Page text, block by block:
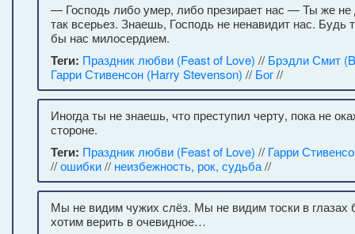
— Господь либо умер, либо презирает нас — Ты же
так всерьез. Знаешь, Господь не ненавидит нас. Будь
бы нас милосердием.
Теги: Праздник любви (Feast of Love) // Брэдли Смит
Гарри Стивенсон (Harry Stevenson) // Бог//
Иногда ты не знаешь, что преступил черту, пока не
стороне.
Теги: Праздник любви (Feast of Love) // Гарри
//ошибки// неизбежность, рок, судьба//
Мы не видим чужих слёз. Мы не видим тоски в глазах
хотим верить в очевидное…